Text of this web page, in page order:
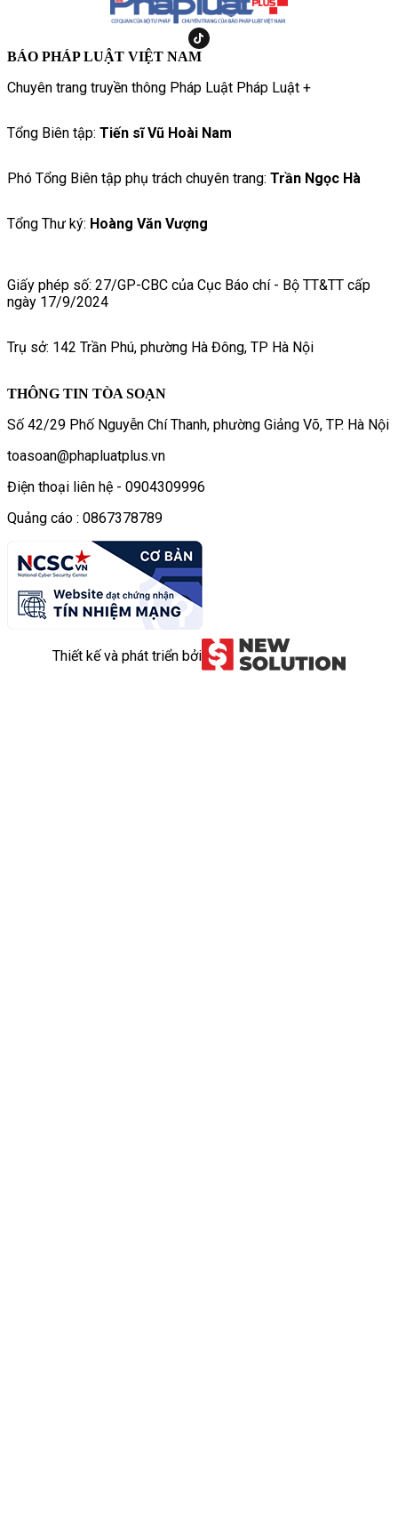
BÁO PHÁP LUẬT VIỆT NAM
Chuyên trang truyền thông Pháp Luật Pháp Luật +
Tổng Biên tập: Tiến sĩ Vũ Hoài Nam
Phó Tổng Biên tập phụ trách chuyên trang: Trần Ngọc Hà
Tổng Thư ký: Hoàng Văn Vượng
Giấy phép số: 27/GP-CBC của Cục Báo chí - Bộ TT&TT cấp
ngày 17/9/2024
Trụ sở: 142 Trần Phú, phường Hà Đông, TP Hà Nội
THÔNG TIN TÒA SOẠN
Số 42/29 Phố Nguyễn Chí Thanh, phường Giảng Võ, TP. Hà Nội
toasoan@phapluatplus.vn
Điện thoại liên hệ - 0904309996
Quảng cáo : 0867378789
Thiết kế và phát triển bởi